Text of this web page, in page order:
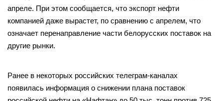
апреле. При этом сообщается, что экспорт нефти
компанией даже вырастет, по сравнению с апрелем, что
означает перенаправление части белорусских поставок на
другие рынки.
Ранее в некоторых российских телеграм-каналах
появилась информация о снижении плана поставок